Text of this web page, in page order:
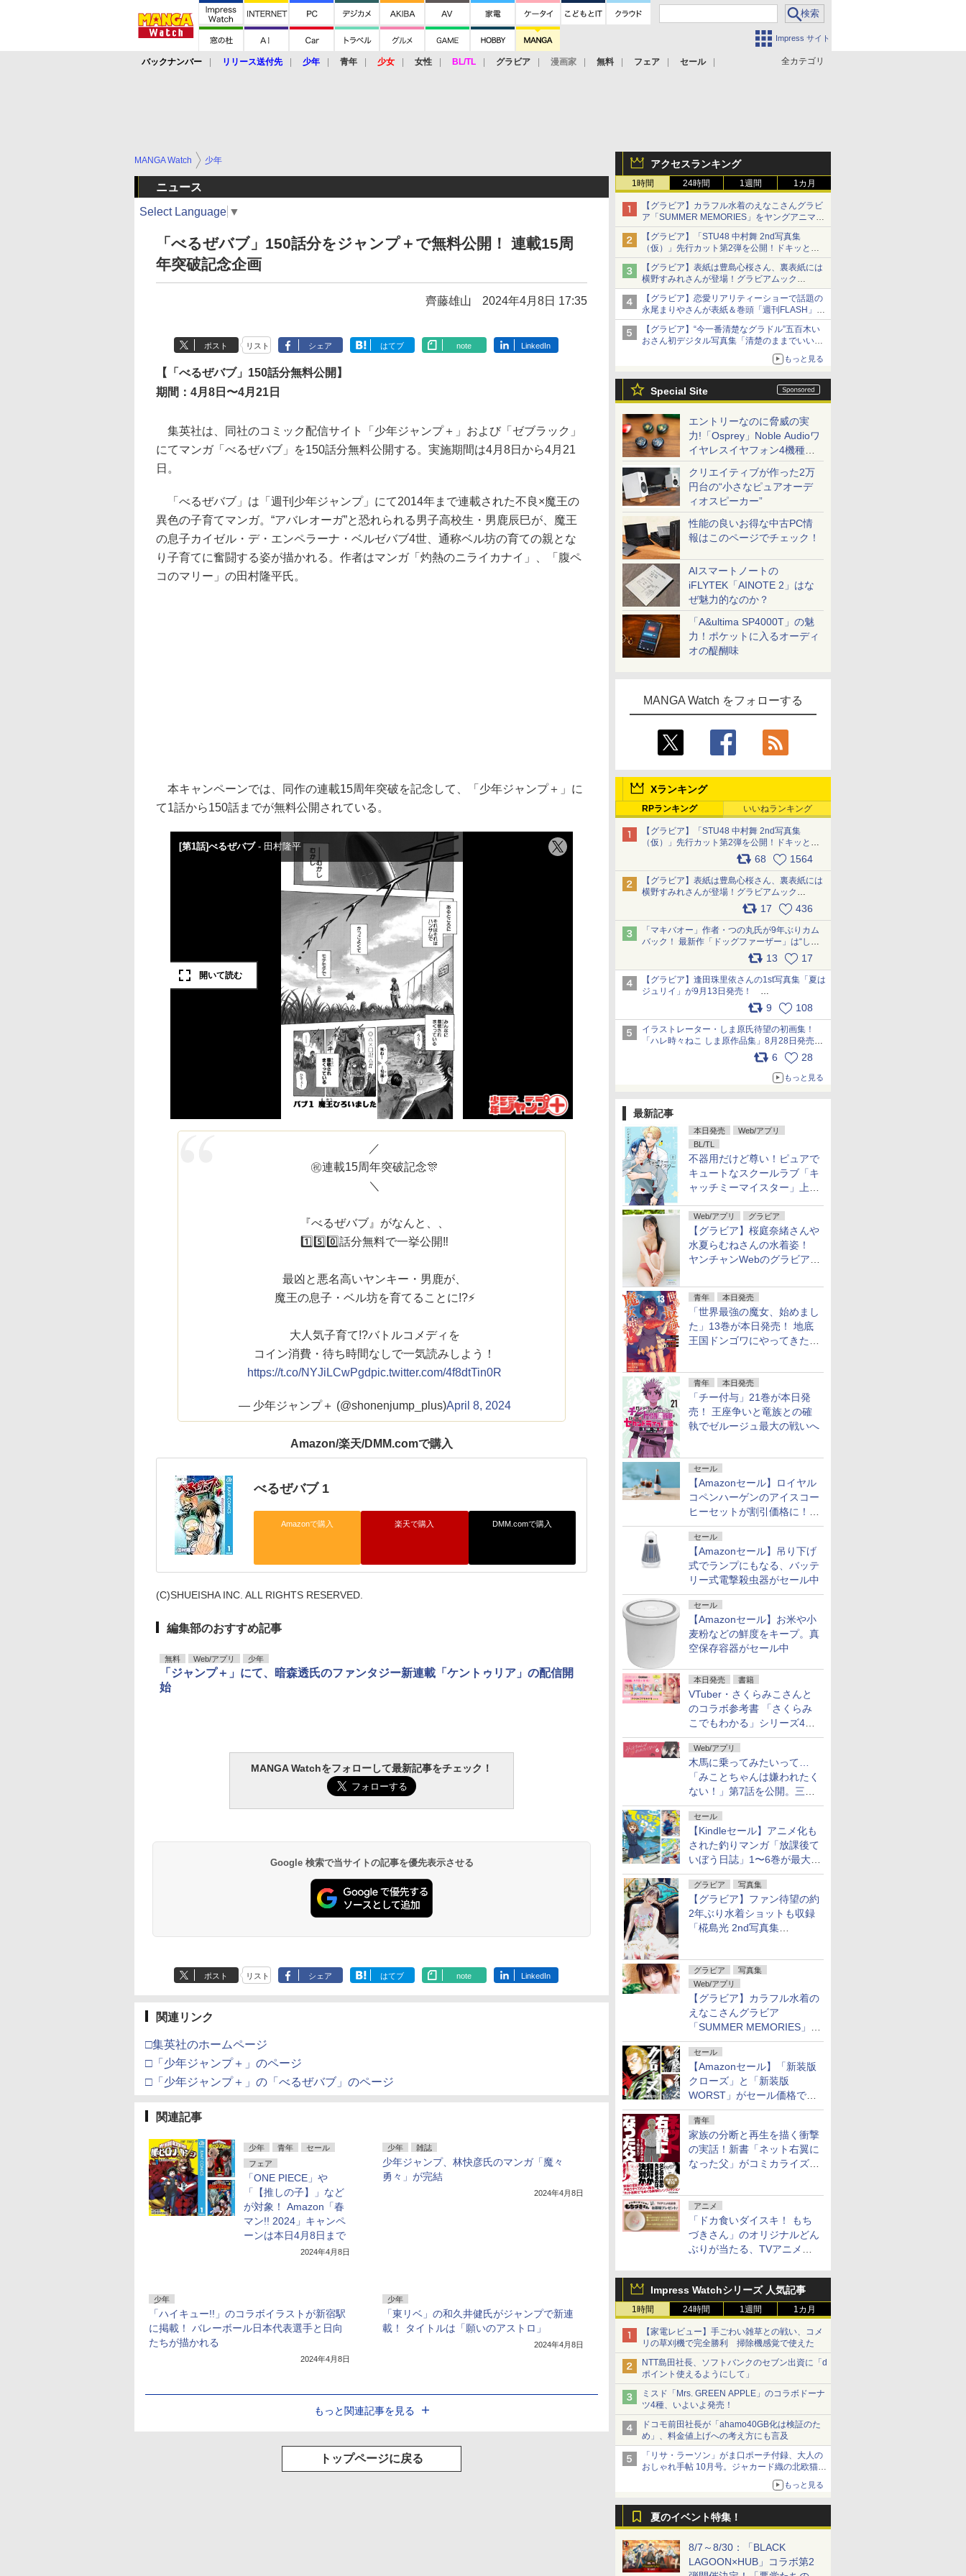
Impress サイト
全カテゴリ
バックナンバー リリース送付先 少年 青年 少女 女性 BL/TL グラビア 漫画家 無料 フェア セール
アクセスランキング
1時間 24時間 1週間 1カ月
【グラビア】カラフル水着のえなこさんグラビ
ア「SUMMER MEMORIES」をヤングアニマル
Webで公開中
【グラビア】「STU48 中村舞 2nd写真集
（仮）」先行カット第2弾を公開！ドキッとす
るランジェリーカットなど新たな挑戦
【グラビア】表紙は豊島心桜さん、裏表紙には
横野すみれさんが登場！グラビアムック
「PARADE」2026夏号が本日発売
【グラビア】恋愛リアリティーショーで話題の
永尾まりやさんが表紙＆巻頭「週刊FLASH」6
月2日号本日発売
【グラビア】“今一番清楚なグラドル”五百木い
おさん初デジタル写真集「清楚のままでいい
もっと見る
Special Site
エントリーなのに脅威の実
力!「Osprey」Noble Audioワ
イヤレスイヤフォン4機種を
一気に聴く
クリエイティブが作った2万
円台の“小さなピュアオーデ
ィオスピーカー”
性能の良いお得な中古PC情
報はこのページでチェック！
AIスマートノートの
iFLYTEK「AINOTE 2」はな
ぜ魅力的なのか？
「A&ultima SP4000T」の魅
力！ポケットに入るオーディ
オの醍醐味
MANGA Watch をフォローする
Xランキング
RPランキング いいねランキング
【グラビア】「STU48 中村舞 2nd写真集
（仮）」先行カット第2弾を公開！ドキッとす
るランジェリーカットなど新たな挑戦
68 1564
【グラビア】表紙は豊島心桜さん、裏表紙には
横野すみれさんが登場！グラビアムック
「PARADE」2026夏号が本日発売
17 436
「マキバオー」作者・つの丸氏が9年ぶりカム
バック！ 最新作「ドッグファーザー」は“しゃ
べらない動物”とのリアルな暮らしを描く 「も
うこれ以上の幸せはない」……一緒に暮らす愛
犬たちへ… pic.x.com/hEr88DgVyD
13 17
【グラビア】逢田珠里依さんの1st写真集「夏は
ジュリイ」が9月13日発売！
9 108
イラストレーター・しま原氏待望の初画集！
「ハレ時々ねこ しま原作品集」8月28日発売
6 28
もっと見る
最新記事
本日発売
Web/アプリ
BL/TL
不器用だけど尊い！ピュアで
キュートなスクールラブ「キ
ャッチミーマイスター」上・
Web/アプリ グラビア
【グラビア】桜庭奈緒さんや
水夏らむねさんの水着姿！
ヤンチャンWebのグラビア公
青年 本日発売
「世界最強の魔女、始めまし
た」13巻が本日発売！ 地底
王国ドンゴワにやってきたロ
青年 本日発売
「チー付与」21巻が本日発
売！ 王座争いと竜族との確
執でゼルージュ最大の戦いへ
セール
【Amazonセール】ロイヤル
コペンハーゲンのアイスコー
ヒーセットが割引価格に！夏
のギフトに最適！
セール
【Amazonセール】吊り下げ
式でランプにもなる、バッテ
リー式電撃殺虫器がセール中
セール
【Amazonセール】お米や小
麦粉などの鮮度をキープ。真
空保存容器がセール中
本日発売 書籍
VTuber・さくらみこさんと
のコラボ参考書 「さくらみ
こでもわかる」シリーズ4冊
が本日発売！
Web/アプリ
木馬に乗ってみたいって…
「みことちゃんは嫌われたく
ない！」第7話を公開。三角
じゃない方か
セール
【Kindleセール】アニメ化も
された釣りマンガ「放課後て
いぼう日誌」1〜6巻が最大
50％オフのセール中！
グラビア 写真集
【グラビア】ファン待望の約
2年ぶり水着ショットも収録
「椛島光 2nd写真集
グラビア
写真集
Web/アプリ
【グラビア】カラフル水着の
えなこさんグラビア
「SUMMER MEMORIES」を
ヤングアニマルWebで公開中
セール
【Amazonセール】「新装版
クローズ」と「新装版
WORST」がセール価格で販
売中！
青年
家族の分断と再生を描く衝撃
の実話！新書「ネット右翼に
なった父」がコミカライズ。
アニメ
「ドカ食いダイスキ！ もち
づきさん」のオリジナルどん
ぶりが当たる、TVアニメ公
Impress Watchシリーズ 人気記事
1時間 24時間 1週間 1カ月
【家電レビュー】手ごわい雑草との戦い、コメ
リの草刈機で完全勝利 掃除機感覚で使えた
NTT島田社長、ソフトバンクのセブン出資に「d
ポイント使えるようにして」
ミスド「Mrs. GREEN APPLE」のコラボドーナ
ツ4種、いよいよ発売！
ドコモ前田社長が「ahamo40GB化は検証のた
め」、料金値上げへの考え方にも言及
「リサ・ラーソン」がま口ポーチ付録、大人の
おしゃれ手帖 10月号。ジャカード織の北欧猫デ
もっと見る
夏のイベント特集！
8/7～8/30：「BLACK
LAGOON×HUB」コラボ第2
MANGA Watch 少年
ニュース
Select Language ▼
「べるぜバブ」150話分をジャンプ＋で無料公開！ 連載15周
年突破記念企画
齊藤雄山 2024年4月8日 17:35
ポスト リスト シェア はてブ note LinkedIn
【「べるぜバブ」150話分無料公開】
期間：4月8日〜4月21日
集英社は、同社のコミック配信サイト「少年ジャンプ＋」および「ゼブラック」
にてマンガ「べるぜバブ」を150話分無料公開する。実施期間は4月8日から4月21
日。
「べるぜバブ」は「週刊少年ジャンプ」にて2014年まで連載された不良×魔王の
異色の子育てマンガ。“アバレオーガ”と恐れられる男子高校生・男鹿辰巳が、魔王
の息子カイゼル・デ・エンペラーナ・ベルゼバブ4世、通称ベル坊の育ての親とな
り子育てに奮闘する姿が描かれる。作者はマンガ「灼熱のニライカナイ」、「腹ペ
コのマリー」の田村隆平氏。
本キャンペーンでは、同作の連載15周年突破を記念して、「少年ジャンプ＋」に
て1話から150話までが無料公開されている。
／
㊗️連載15周年突破記念🎊
＼
『べるぜバブ』がなんと、、
1️⃣5️⃣0️⃣話分無料で一挙公開‼
最凶と悪名高いヤンキー・男鹿が、
魔王の息子・ベル坊を育てることに!?⚡️
大人気子育て!?バトルコメディを
コイン消費・待ち時間なしで一気読みしよう！
https://t.co/NYJiLCwPgdpic.twitter.com/4f8dtTin0R
— 少年ジャンプ＋ (@shonenjump_plus)April 8, 2024
Amazon/楽天/DMM.comで購入
べるぜバブ 1
Amazonで購入 楽天で購入 DMM.comで購入
(C)SHUEISHA INC. ALL RIGHTS RESERVED.
編集部のおすすめ記事
無料 Web/アプリ 少年
「ジャンプ＋」にて、暗森透氏のファンタジー新連載「ケントゥリア」の配信開
始
MANGA Watchをフォローして最新記事をチェック！
Google 検索で当サイトの記事を優先表示させる
ポスト リスト シェア はてブ note LinkedIn
関連リンク
□集英社のホームページ
□「少年ジャンプ＋」のページ
□「少年ジャンプ＋」の「べるぜバブ」のページ
関連記事
少年 青年
セール
フェア
「ONE PIECE」や
「【推しの子】」など
が対象！ Amazon「春
マン!! 2024」キャンペ
ーンは本日4月8日まで
2024年4月8日
少年 雑誌
少年ジャンプ、林快彦氏のマンガ「魔々
勇々」が完結
2024年4月8日
少年
「ハイキュー!!」のコラボイラストが新宿駅
に掲載！ バレーボール日本代表選手と日向
たちが描かれる
2024年4月8日
少年
「東リベ」の和久井健氏がジャンプで新連
載！ タイトルは「願いのアストロ」
2024年4月8日
もっと関連記事を見る
トップページに戻る